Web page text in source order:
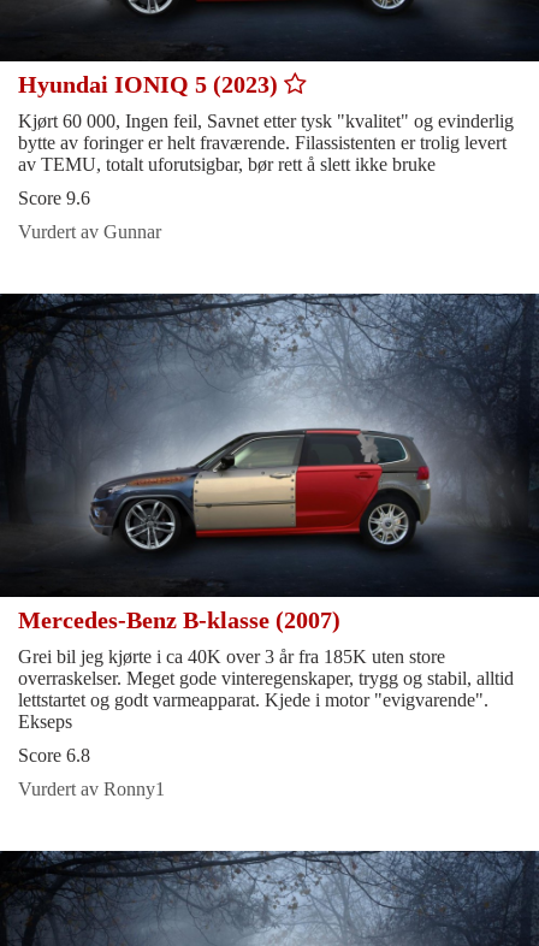
Hyundai IONIQ 5 (2023)
Kjørt 60 000, Ingen feil, Savnet etter tysk "kvalitet" og evinderlig
bytte av foringer er helt fraværende. Filassistenten er trolig levert
av TEMU, totalt uforutsigbar, bør rett å slett ikke bruke
Score 9.6
Vurdert av Gunnar
Mercedes-Benz B-klasse (2007)
Grei bil jeg kjørte i ca 40K over 3 år fra 185K uten store
overraskelser. Meget gode vinteregenskaper, trygg og stabil, alltid
lettstartet og godt varmeapparat. Kjede i motor "evigvarende".
Ekseps
Score 6.8
Vurdert av Ronny1